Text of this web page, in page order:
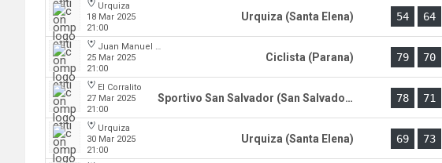
Urquiza
18 Mar 2025
21:00
Urquiza (Santa Elena) 54 64
Juan Manuel A. Baglietto
25 Mar 2025
21:00
Ciclista (Parana) 79 70
El Corralito
27 Mar 2025
21:00
Sportivo San Salvador (San Salvador) 78 71
Urquiza
30 Mar 2025
21:00
Urquiza (Santa Elena) 69 73